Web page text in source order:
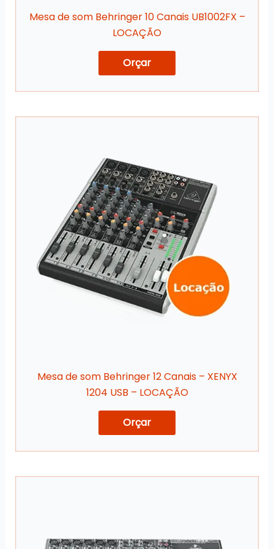
Mesa de som Behringer 10 Canais UB1002FX –
LOCAÇÃO
Orçar
Mesa de som Behringer 12 Canais – XENYX
1204 USB – LOCAÇÃO
Orçar